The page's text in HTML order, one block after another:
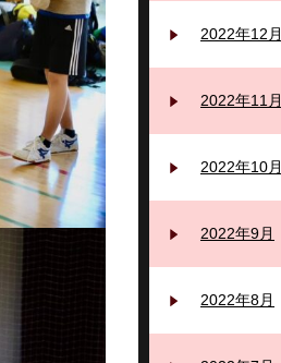
2022年12月
2022年11月
2022年10月
2022年9月
2022年8月